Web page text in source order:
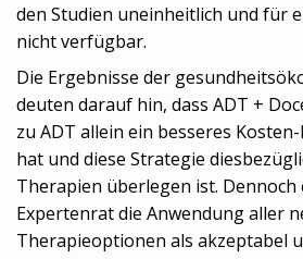
den Studien uneinheitlich und für
nicht verfügbar.
Die Ergebnisse der
deuten darauf hin, dass ADT +
zu ADT allein ein besseres
hat und diese Strategie
Therapien überlegen ist. Dennoch
Expertenrat die Anwendung aller
Therapieoptionen als akzeptabel